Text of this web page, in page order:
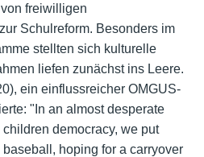
freiwilligen
Schulreform. Besonders im
stellten sich kulturelle
liefen zunächst ins Leere.
ein einflussreicher OMGUS-
"In an almost desperate
democracy, we put
hoping for a carryover